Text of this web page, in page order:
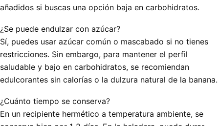
añadidos si buscas una opción baja en carbohidratos.
¿Se puede endulzar con azúcar?
Sí, puedes usar azúcar común o mascabado si no tienes
restricciones. Sin embargo, para mantener el perfil
saludable y bajo en carbohidratos, se recomiendan
edulcorantes sin calorías o la dulzura natural de la banana.
¿Cuánto tiempo se conserva?
En un recipiente hermético a temperatura ambiente, se